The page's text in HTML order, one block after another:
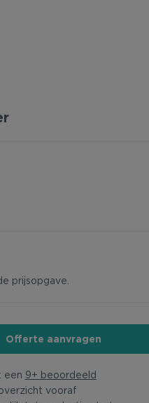
prijsopgave.
Offerte aanvragen
een 9+ beoordeeld
vooraf